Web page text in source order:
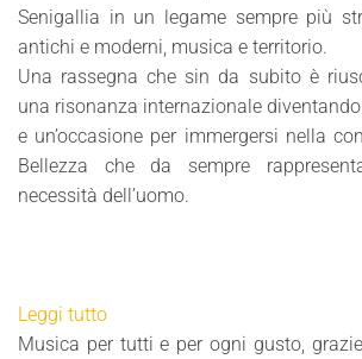
Senigallia in un legame sempre più
antichi e moderni, musica e territorio.
Una rassegna che sin da subito è
una risonanza internazionale
e un’occasione per immergersi nella
Bellezza che da sempre
necessità dell’uomo.
Leggi tutto
Musica per tutti e per ogni gusto,